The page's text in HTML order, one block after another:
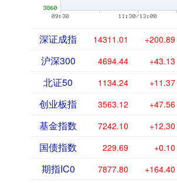
深证成指 14311.01 +200.89
沪深300 4694.44 +43.13
北证50 1134.24 +11.37
创业板指 3563.12 +47.56
基金指数 7242.10 +12.30
国债指数 229.69 +0.10
期指IC0 7877.80 +164.40